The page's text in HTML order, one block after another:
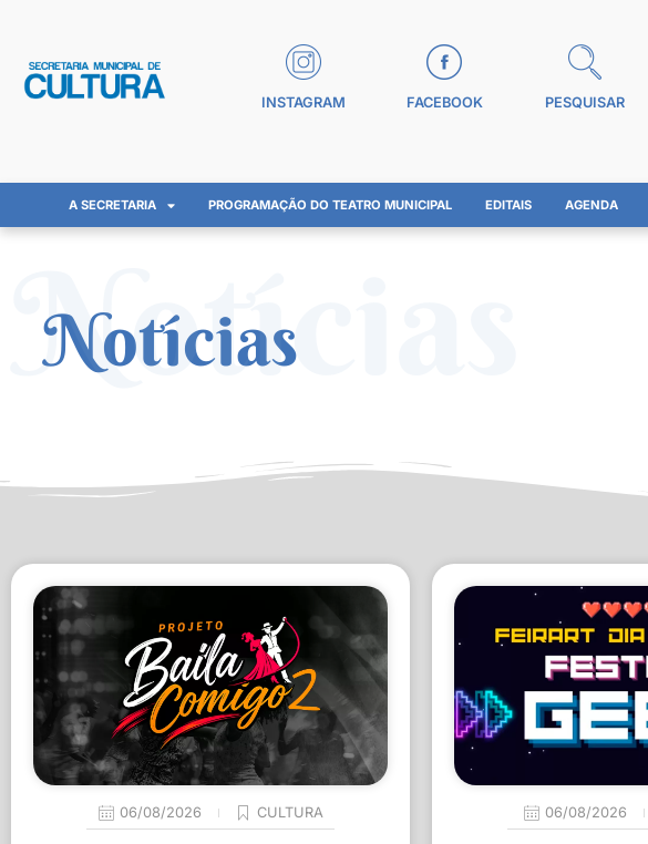
INSTAGRAM FACEBOOK PESQUISAR
A SECRETARIA PROGRAMAÇÃO DO TEATRO MUNICIPAL EDITAIS AGENDA
Notícias
Notícias
06/08/2026 CULTURA 06/08/2026